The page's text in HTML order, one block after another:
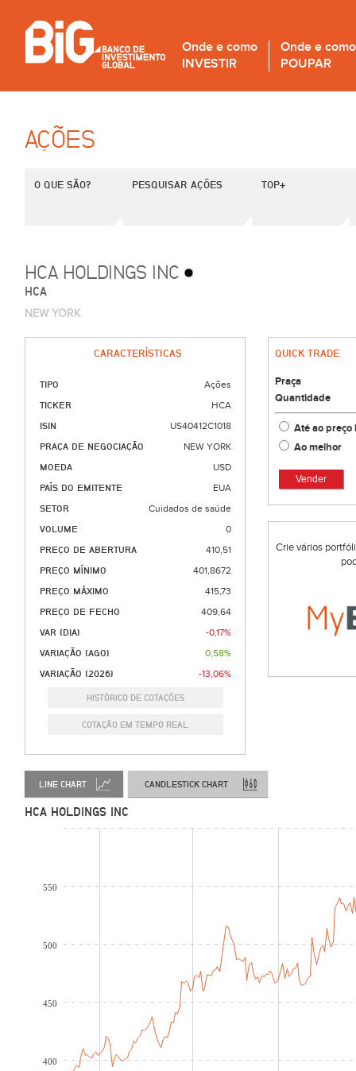
Onde e como
INVESTIR
Onde e como
POUPAR
AÇÕES
O QUE SÃO? PESQUISAR AÇÕES TOP+
HCA HOLDINGS INC
HCA
NEW YORK
CARACTERÍSTICAS
TIPO Ações
TICKER HCA
ISIN US40412C1018
PRAÇA DE NEGOCIAÇÃO NEW YORK
MOEDA USD
PAÍS DO EMITENTE EUA
SETOR Cuidados de saúde
VOLUME 0
PREÇO DE ABERTURA 410,51
PREÇO MÍNIMO 401,8672
PREÇO MÁXIMO 415,73
PREÇO DE FECHO 409,64
VAR (DIA) -0,17%
VARIAÇÃO (AGO) 0,58%
VARIAÇÃO (2026) -13,06%
HISTÓRICO DE COTAÇÕES
COTAÇÃO EM TEMPO REAL
QUICK TRADE
Praça
Quantidade
Até ao
Ao melhor
Vender
Crie vários
LINE CHART CANDLESTICK CHART
HCA HOLDINGS INC
400
450
500
550